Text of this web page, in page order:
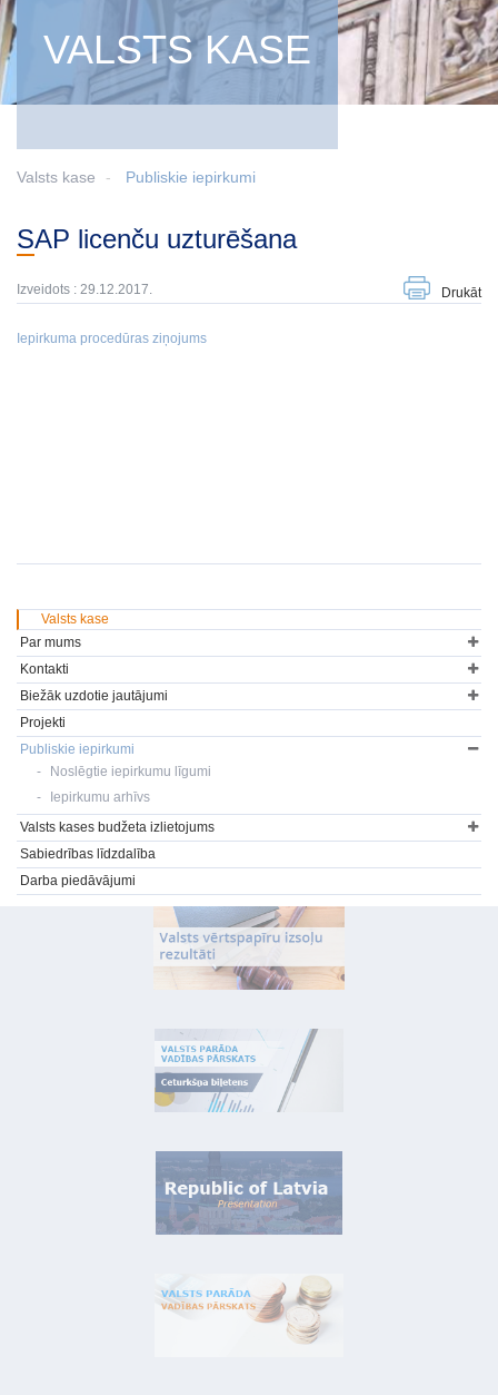
VALSTS KASE
Valsts kase Publiskie iepirkumi
SAP licenču uzturēšana
Izveidots : 29.12.2017. Drukāt
Iepirkuma procedūras ziņojums
Valsts kase
Par mums
Kontakti
Biežāk uzdotie jautājumi
Projekti
Publiskie iepirkumi
Noslēgtie iepirkumu līgumi
Iepirkumu arhīvs
Valsts kases budžeta izlietojums
Sabiedrības līdzdalība
Darba piedāvājumi